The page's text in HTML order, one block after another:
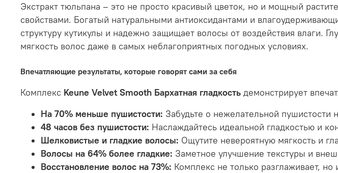
Экстракт тюльпана – это не просто красивый цветок, но и мощный
свойствами. Богатый натуральными антиоксидантами и
структуру кутикулы и надежно защищает волосы от воздействия влаги.
мягкость волос даже в самых неблагоприятных погодных условиях.
Впечатляющие результаты, которые говорят сами за себя
Комплекс Keune Velvet Smooth Бархатная гладкость демонстрирует
На 70% меньше пушистости: Забудьте о нежелательной пушистости
48 часов без пушистости: Наслаждайтесь идеальной гладкостью и
Шелковистые и гладкие волосы: Ощутите невероятную мягкость и
Волосы на 64% более гладкие: Заметное улучшение текстуры и
Восстановление волос на 73%: Комплекс не только разглаживает,